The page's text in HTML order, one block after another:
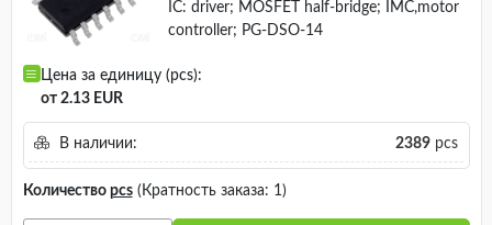
IC: driver; MOSFET half-bridge; IMC,motor
controller; PG-DSO-14
Цена за единицу (pcs):
от 2.13 EUR
В наличии: 2389pcs
Количество pcs(Кратность заказа: 1)